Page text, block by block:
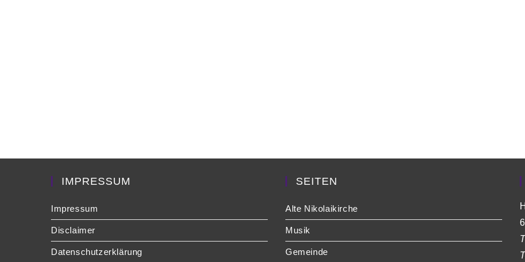
IMPRESSUM
Impressum
Disclaimer
Datenschutzerklärung
SEITEN
Alte Nikolaikirche
Musik
Gemeinde